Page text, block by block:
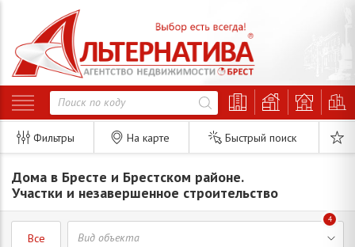
Фильтры На карте Быстрый поиск
Дома в Бресте и Брестском районе.
Участки и незавершенное строительство
Все
4